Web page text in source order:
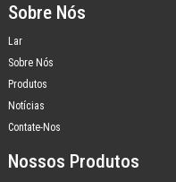
Sobre Nós
Lar
Sobre Nós
Produtos
Notícias
Contate-Nos
Nossos Produtos